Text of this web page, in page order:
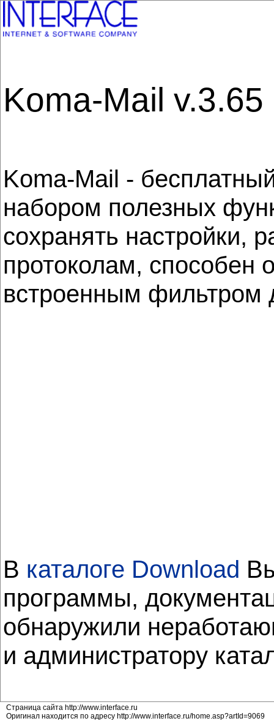
Koma-Mail
Koma-Mail -
набором полезных
сохранять настройки,
протоколам, способен
встроенным фильтром
В каталоге Download
программы,
обнаружили
и администратору
Страница сайта http://www.interface.ru
Оригинал находится по адресу http://www.interface.ru/home.asp?artId=9069